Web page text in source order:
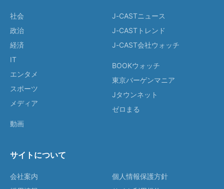
社会
政治
経済
IT
エンタメ
スポーツ
メディア
動画
J-CASTニュース
J-CASTトレンド
J-CAST会社ウォッチ
BOOKウォッチ
東京バーゲンマニア
Jタウンネット
ゼロまる
サイトについて
会社案内
個人情報保護方針